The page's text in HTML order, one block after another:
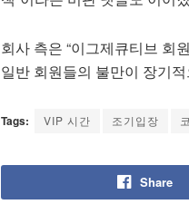
회사 측은 “이그제큐티브 회
일반 회원들의 불만이 장기
Tags: VIP 시간 조기입장
Share